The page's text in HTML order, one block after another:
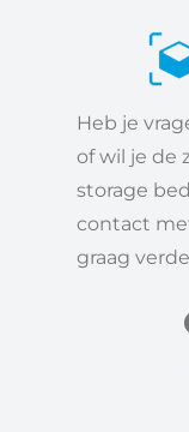
Heb je
of wil je de
storage
contact
graag